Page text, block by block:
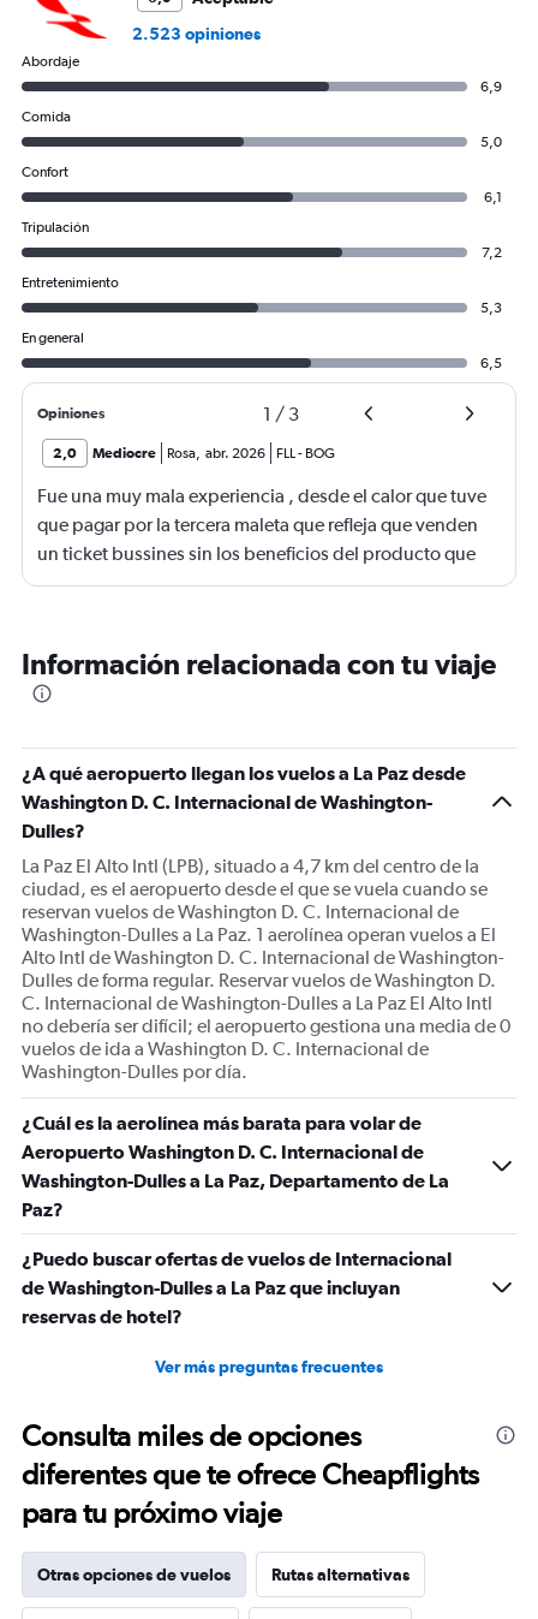
2.523 opiniones
Abordaje
6,9
Comida
5,0
Confort
6,1
Tripulación
7,2
Entretenimiento
5,3
En general
6,5
Opiniones 1 / 3
2,0 Mediocre Rosa, abr. 2026 FLL- BOG
Fue una muy mala experiencia , desde el calor que tuve
que pagar por la tercera maleta que refleja que venden
un ticket bussines sin los beneficios del producto que
ofrecen . Uno va sentado todo el vuelo , no es bussines ,
Información relacionada con tu viaje
¿A qué aeropuerto llegan los vuelos a La Paz desde
Washington D. C. Internacional de Washington-
Dulles?
La Paz El Alto Intl (LPB), situado a 4,7 km del centro de la
ciudad, es el aeropuerto desde el que se vuela cuando se
reservan vuelos de Washington D. C. Internacional de
Washington-Dulles a La Paz. 1 aerolínea operan vuelos a El
Alto Intl de Washington D. C. Internacional de Washington-
Dulles de forma regular. Reservar vuelos de Washington D.
C. Internacional de Washington-Dulles a La Paz El Alto Intl
no debería ser difícil; el aeropuerto gestiona una media de 0
vuelos de ida a Washington D. C. Internacional de
Washington-Dulles por día.
¿Cuál es la aerolínea más barata para volar de
Aeropuerto Washington D. C. Internacional de
Washington-Dulles a La Paz, Departamento de La
Paz?
¿Puedo buscar ofertas de vuelos de Internacional
de Washington-Dulles a La Paz que incluyan
reservas de hotel?
Ver más preguntas frecuentes
Consulta miles de opciones
diferentes que te ofrece Cheapflights
para tu próximo viaje
Otras opciones de vuelos Rutas alternativas